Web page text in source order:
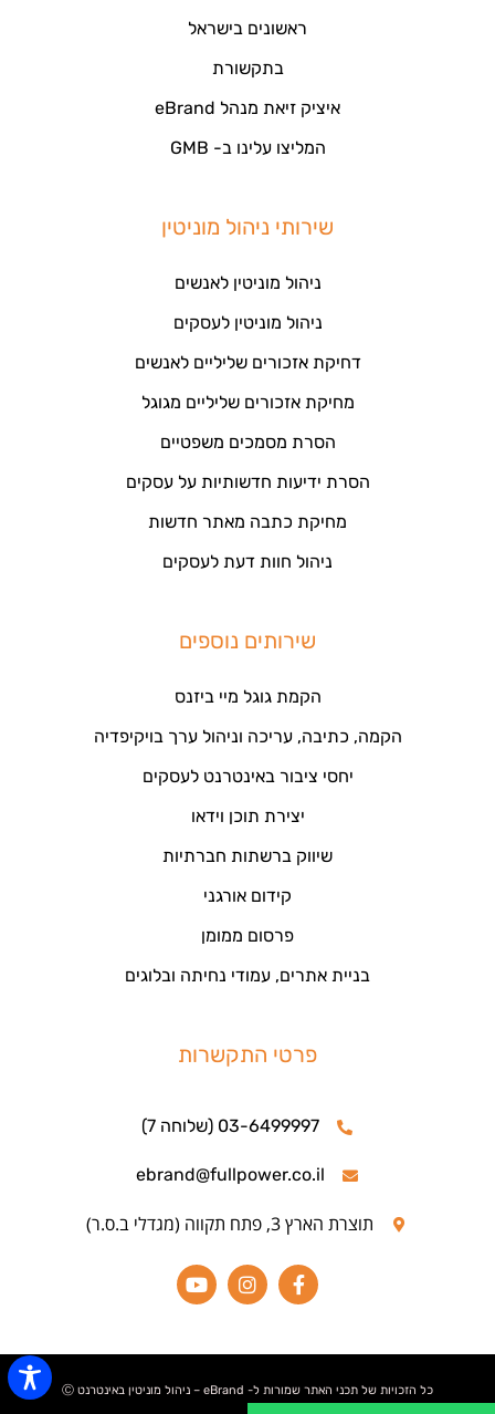
ראשונים בישראל
בתקשורת
איציק זיאת מנהל eBrand
המליצו עלינו ב- GMB
שירותי ניהול מוניטין
ניהול מוניטין לאנשים
ניהול מוניטין לעסקים
דחיקת אזכורים שליליים לאנשים
מחיקת אזכורים שליליים מגוגל
הסרת מסמכים משפטיים
הסרת ידיעות חדשותיות על עסקים
מחיקת כתבה מאתר חדשות
ניהול חוות דעת לעסקים
שירותים נוספים
הקמת גוגל מיי ביזנס
הקמה, כתיבה, עריכה וניהול ערך בויקיפדיה
יחסי ציבור באינטרנט לעסקים
יצירת תוכן וידאו
שיווק ברשתות חברתיות
קידום אורגני
פרסום ממומן
בניית אתרים, עמודי נחיתה ובלוגים
פרטי התקשרות
03-6499997 (שלוחה 7)
ebrand@fullpower.co.il
תוצרת הארץ 3, פתח תקווה (מגדלי ב.ס.ר)
כל הזכויות של תכני האתר שמורות ל- eBrand – ניהול מוניטין באינטרנט Ⓒ